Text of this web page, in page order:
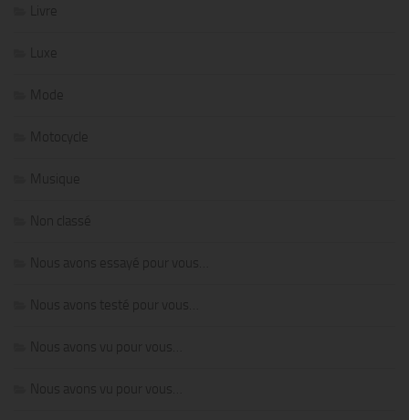
Livre
Luxe
Mode
Motocycle
Musique
Non classé
Nous avons essayé pour vous…
Nous avons testé pour vous…
Nous avons vu pour vous…
Nous avons vu pour vous…